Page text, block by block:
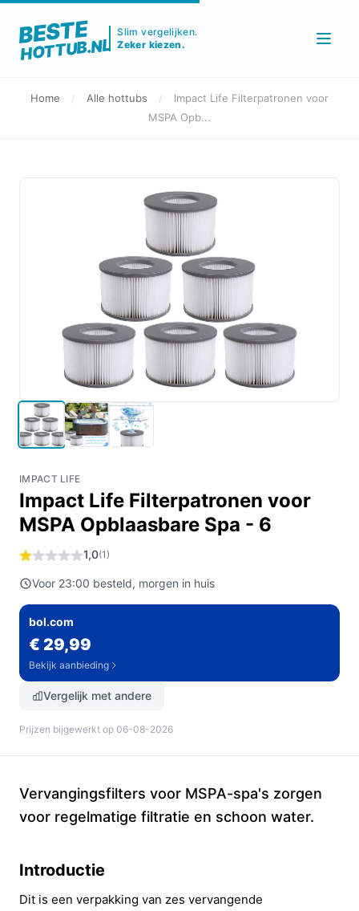
BESTE
HOTTUB.NL
Slim vergelijken.
Zeker kiezen.
Home / Alle hottubs /
Impact Life Filterpatronen voor
MSPA Opb...
IMPACT LIFE
Impact Life Filterpatronen voor
MSPA Opblaasbare Spa - 6
1,0(1)
Voor 23:00 besteld, morgen in huis
bol.com
€ 29,99
Bekijk aanbieding
Vergelijk met andere
Prijzen bijgewerkt op 06-08-2026
Vervangingsfilters voor MSPA-spa's zorgen
voor regelmatige filtratie en schoon water.
Introductie
Dit is een verpakking van zes vervangende